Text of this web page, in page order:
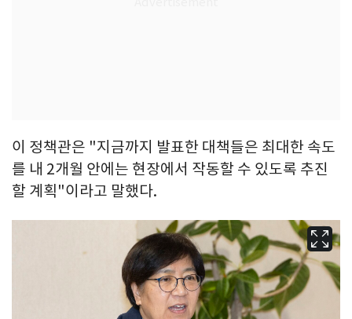
이 정책관은 "지금까지 발표한 대책들은 최대한 속도
를 내 2개월 안에는 현장에서 작동할 수 있도록 추진
할 계획"이라고 말했다.